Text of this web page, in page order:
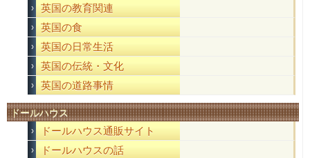
英国の教育関連
英国の食
英国の日常生活
英国の伝統・文化
英国の道路事情
ドールハウス
ドールハウス通販サイト
ドールハウスの話